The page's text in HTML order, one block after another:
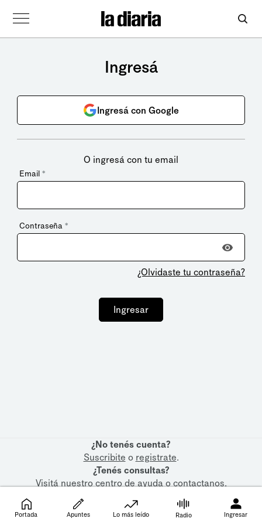
Ingresá
Ingresá con Google
O ingresá con tu email
Email *
Contraseña *
¿Olvidaste tu contraseña?
Ingresar
¿No tenés cuenta?
Suscribite o registrate.
¿Tenés consultas?
Visitá nuestrocentro de ayudaocontactanos.
Portada Apuntes Lo más leído Radio Ingresar